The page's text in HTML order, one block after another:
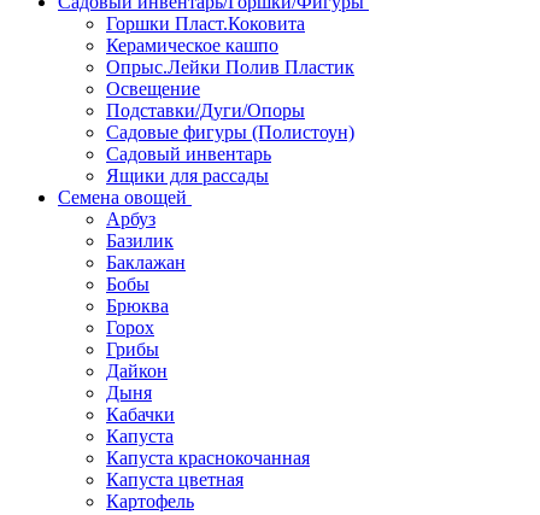
Горшки Пласт.Коковита
Керамическое кашпо
Опрыс.Лейки Полив Пластик
Освещение
Подставки/Дуги/Опоры
Садовые фигуры (Полистоун)
Садовый инвентарь
Ящики для рассады
Семена овощей
Арбуз
Базилик
Баклажан
Бобы
Брюква
Горох
Грибы
Дайкон
Дыня
Кабачки
Капуста
Капуста краснокочанная
Капуста цветная
Картофель